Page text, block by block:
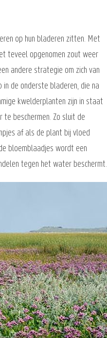
op hun bladeren zitten. Met
teveel opgenomen zout weer
andere strategie om zich van
de onderste bladeren, die na
kwelderplanten zijn in staat
te beschermen. Zo sluit de
af als de plant bij vloed
bloemblaadjes wordt een
tegen het water beschermt.